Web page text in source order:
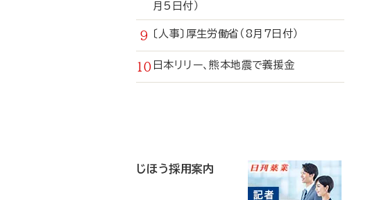
月5日付）
〔人事〕厚生労働省（8月7日付）
日本リリー、熊本地震で義援金
じほう採用案内